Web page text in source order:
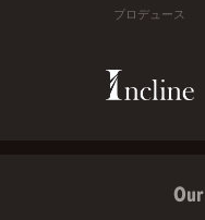
プロデュース